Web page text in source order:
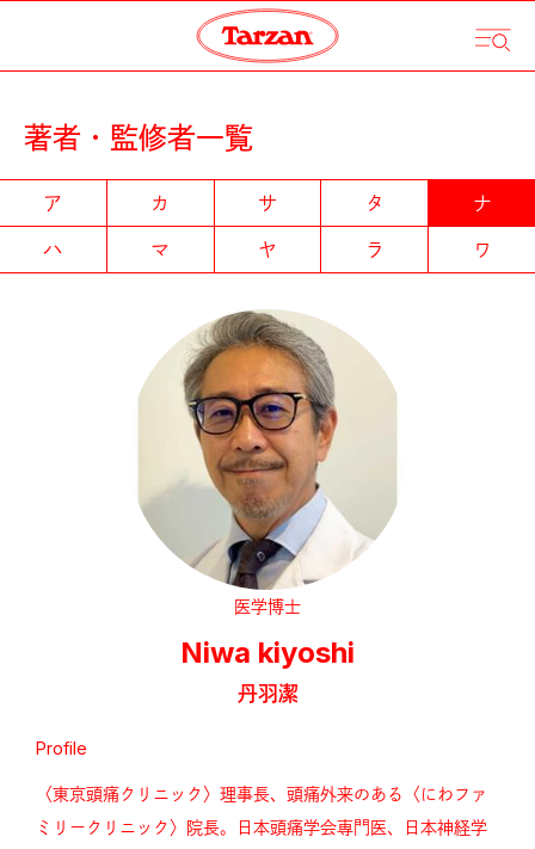
著者・監修者一覧
ア カ サ タ
ナ
ハ
マ ヤ ラ ワ
医学博士
Niwa kiyoshi
丹羽潔
Profile
〈東京頭痛クリニック〉理事長、頭痛外来のある〈にわファ
ミリークリニック〉院長。日本頭痛学会専門医、日本神経学